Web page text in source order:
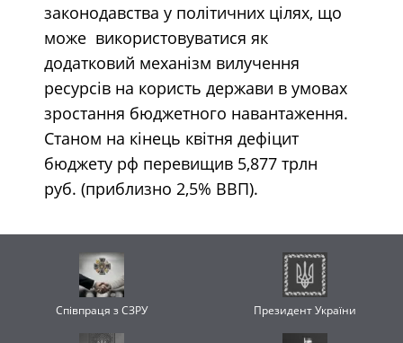
законодавства у політичних цілях, що
може використовуватися як
додатковий механізм вилучення
ресурсів на користь держави в умовах
зростання бюджетного навантаження.
Станом на кінець квітня дефіцит
бюджету рф перевищив 5,877 трлн
руб. (приблизно 2,5% ВВП).
Співпраця з СЗРУ Президент України